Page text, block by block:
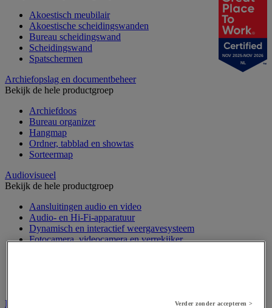
Akoestisch meubilair
Akoestische scheidingswanden
Bureau scheidingswand
Scheidingswand
Spatschermen
Archiefopslag en documentbeheer
Bekijk de hele productgroep
Archiefdoos
Bureau organizer
Hangmap
Ordner, tabblad en showtas
Sorteermap
Audiovisueel
Bekijk de hele productgroep
Aansluitingen audio en video
Audio- en Hi-Fi-apparatuur
Dynamisch en interactief weergavesysteem
Fotocamera, videocamera en verrekijker
Bewegwijzering en aanduidingsborden
NOV 2025-NOV 2026
NL
Verder zonder accepteren >